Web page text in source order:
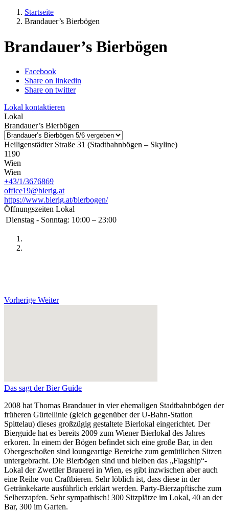
Startseite
Brandauer’s Bierbögen
Brandauer’s Bierbögen
Facebook
Share on linkedin
Share on twitter
Lokal kontaktieren
Lokal
Brandauer’s Bierbögen
Heiligenstädter Straße 31 (Stadtbahnbögen – Skyline)
1190
Wien
Wien
+43/1/3676869
office19@bierig.at
https://www.bierig.at/bierbogen/
Öffnungszeiten Lokal
Dienstag - Sonntag: 10:00 – 23:00
Vorherige Weiter
Das sagt der Bier Guide
2008 hat Thomas Brandauer in vier ehemaligen Stadtbahnbögen der
früheren Gürtellinie (gleich gegenüber der U-Bahn-Station
Spittelau) dieses großzügig gestaltete Bierlokal eingerichtet. Der
Bierguide hat es bereits 2009 zum Wiener Bierlokal des Jahres
erkoren. In einem der Bögen befindet sich eine große Bar, in den
Obergeschoßen sind loungeartige Bereiche zum gemütlichen Sitzen
untergebracht. Die Bierbögen sind und bleiben das „Flagship“-
Lokal der Zwettler Brauerei in Wien, es gibt inzwischen aber auch
eine Reihe von Craftbieren. Sehr löblich ist, dass diese in der
Getränkekarte ausführlich erklärt werden. Party-Bierzapftische zum
Selberzapfen. Sehr sympathisch! 300 Sitzplätze im Lokal, 40 an der
Bar, 300 im Garten.